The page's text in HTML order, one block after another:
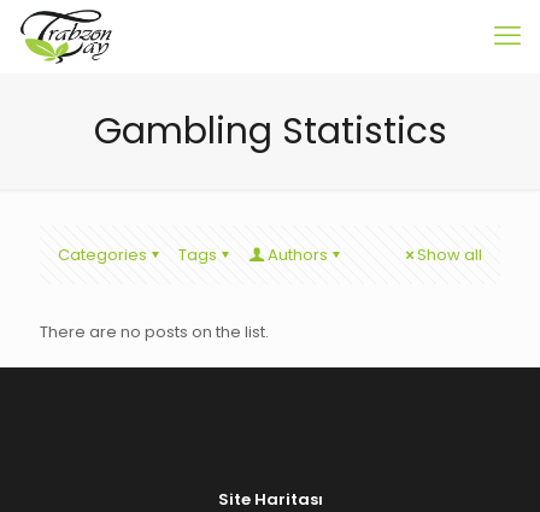
Gambling Statistics
Categories Tags Authors Show all
There are no posts on the list.
Site Haritası